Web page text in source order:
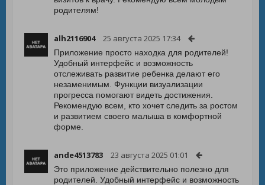
родителям!
alh2116904 25 августа 2025 17:34
Приложение просто находка для родителей!
Удобный интерфейс и возможность
отслеживать развитие ребенка делают его
незаменимым. Функции визуализации
прогресса помогают видеть достижения.
Рекомендую всем, кто хочет следить за ростом
и развитием своего малыша в комфортной
форме.
ande4513783 23 августа 2025 01:01
Это приложение действительно полезно для
родителей. Удобный интерфейс и возможность